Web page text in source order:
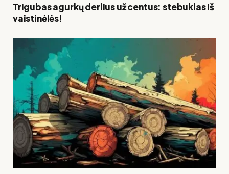
Trigubas agurkų derlius už centus: stebuklas iš
vaistinėlės!